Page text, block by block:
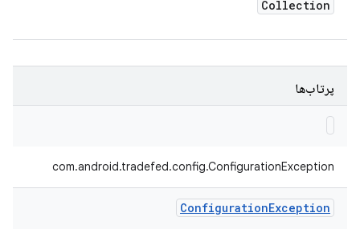
Collection
پرتاب‌ها
com.android.tradefed.config.ConfigurationException
ConfigurationException